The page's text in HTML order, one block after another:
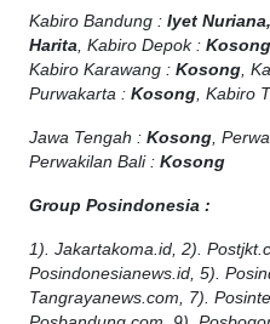
Kabiro Bandung : Iyet
Harita , Kabiro Depok : Kosong
Kabiro Karawang : Kosong ,
Purwakarta : Kosong , Kabiro
Jawa Tengah : Kosong ,
Perwakilan Bali : Kosong
Group Posindonesia :
1). Jakartakoma.id, 2).
Posindonesianews.id, 5).
Tangrayanews.com, 7).